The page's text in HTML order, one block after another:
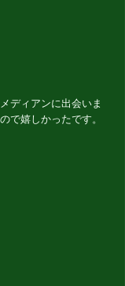
ディアンに出会いま
で嬉しかったです。